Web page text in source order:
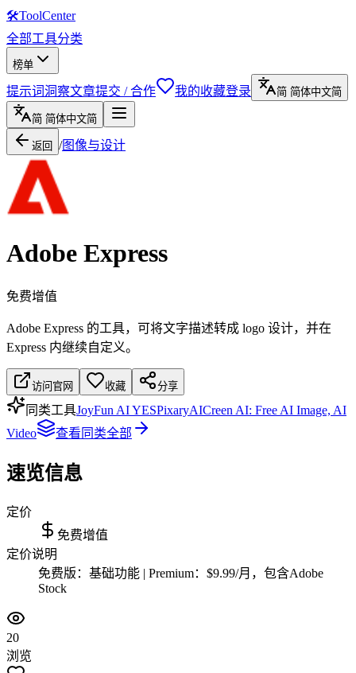
🛠ToolCenter
全部工具分类
榜单
提示词洞察文章提交 / 合作 我的收藏登录 简 简体中文简
简 简体中文简
返回 /图像与设计
Adobe Express
免费增值
Adobe Express 的工具，可将文字描述转成 logo 设计，并在
Express 内继续自定义。
访问官网 收藏 分享
同类工具JoyFun AI YESPixaryAICreen AI: Free AI Image, AI
Video
查看同类全部
速览信息
定价
免费增值
定价说明
免费版：基础功能 | Premium：$9.99/月，包含Adobe
Stock
20
浏览